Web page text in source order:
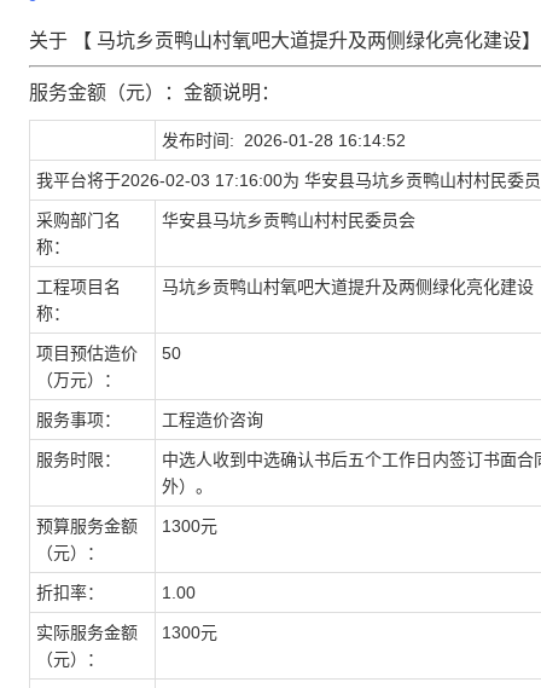
关于 【 马坑乡贡鸭山村氧吧大道提升及两侧绿化亮化建设
服务金额（元）：金额说明：
发布时间: 2026-01-28 16:14:52
我平台将于2026-02-03 17:16:00为 华安县马坑乡贡鸭山村村民委
采购部门名
称：
华安县马坑乡贡鸭山村村民委员会
工程项目名
称：
马坑乡贡鸭山村氧吧大道提升及两侧绿化亮化建设
项目预估造价
（万元）：
50
服务事项： 工程造价咨询
服务时限：
中选人收到中选确认书后五个工作日内签订书面
外）。
预算服务金额
（元）：
1300元
折扣率： 1.00
实际服务金额
（元）：
1300元